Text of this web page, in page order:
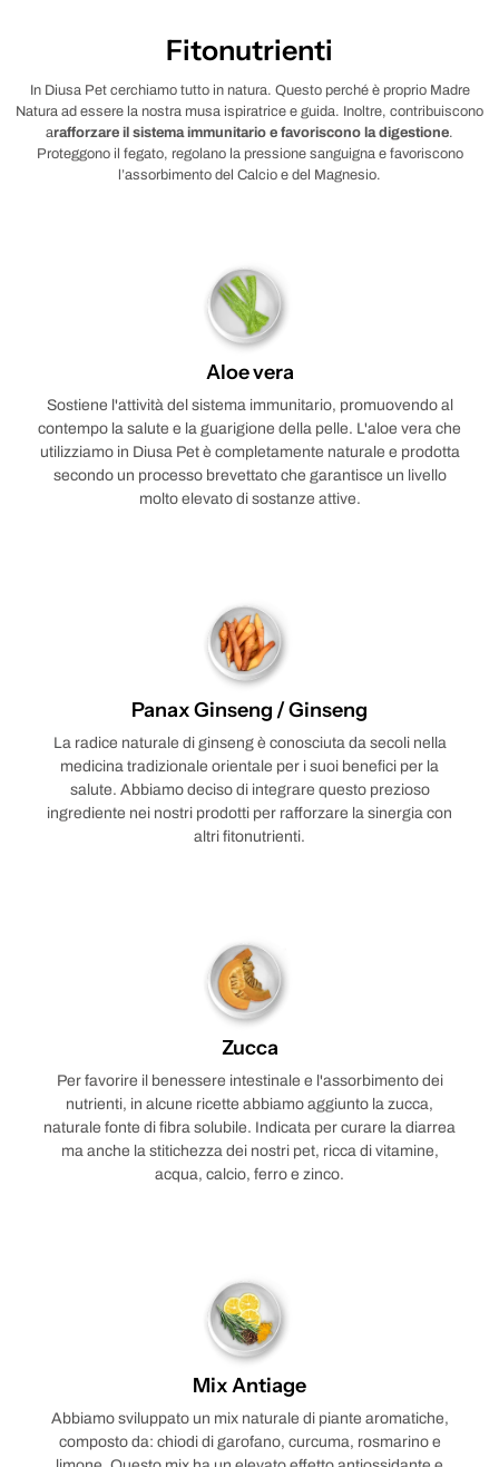
Fitonutrienti
In Diusa Pet cerchiamo tutto in natura. Questo perché è proprio Madre
Natura ad essere la nostra musa ispiratrice e guida. Inoltre, contribuiscono
arafforzare il sistema immunitario e favoriscono la digestione.
Proteggono il fegato, regolano la pressione sanguigna e favoriscono
l’assorbimento del Calcio e del Magnesio.
Aloe vera
Sostiene l'attività del sistema immunitario, promuovendo al
contempo la salute e la guarigione della pelle. L'aloe vera che
utilizziamo in Diusa Pet è completamente naturale e prodotta
secondo un processo brevettato che garantisce un livello
molto elevato di sostanze attive.
Panax Ginseng / Ginseng
La radice naturale di ginseng è conosciuta da secoli nella
medicina tradizionale orientale per i suoi benefici per la
salute. Abbiamo deciso di integrare questo prezioso
ingrediente nei nostri prodotti per rafforzare la sinergia con
altri fitonutrienti.
Zucca
Per favorire il benessere intestinale e l'assorbimento dei
nutrienti, in alcune ricette abbiamo aggiunto la zucca,
naturale fonte di fibra solubile. Indicata per curare la diarrea
ma anche la stitichezza dei nostri pet, ricca di vitamine,
acqua, calcio, ferro e zinco.
Mix Antiage
Abbiamo sviluppato un mix naturale di piante aromatiche,
composto da: chiodi di garofano, curcuma, rosmarino e